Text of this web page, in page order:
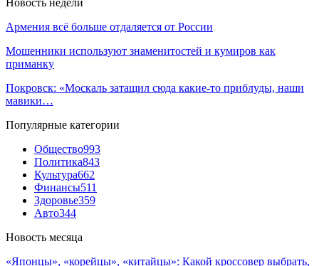
Армения всё больше отдаляется от России
Мошенники используют знаменитостей и кумиров как
приманку
Покровск: «Москаль затащил сюда какие-то приблуды, наши
мавики…
Популярные категории
Общество993
Политика843
Культура662
Финансы511
Здоровье359
Авто344
Новость месяца
«Японцы», «корейцы», «китайцы»: Какой кроссовер выбрать,